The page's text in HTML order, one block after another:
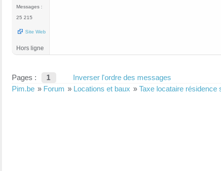
Messages :
25 215
Site Web
Hors ligne
Pages : 1
Inverser l'ordre des messages
Pim.be » Forum » Locations et baux » Taxe locataire résidence